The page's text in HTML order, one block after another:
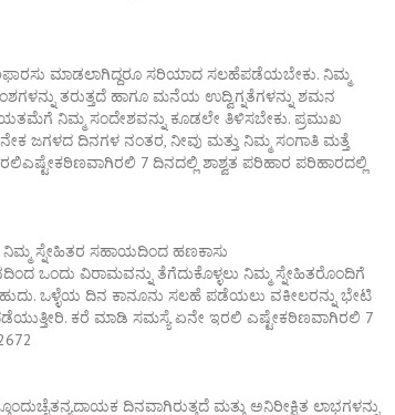
ಮಾಡಲಾಗಿದ್ದರೂ ಸರಿಯಾದ ಸಲಹೆಪಡೆಯಬೇಕು. ನಿಮ್ಮ
ತರುತ್ತದೆ ಹಾಗೂ ಮನೆಯ ಉದ್ವಿಗ್ನತೆಗಳನ್ನು ಶಮನ
ನಿಮ್ಮ ಸಂದೇಶವನ್ನು ಕೂಡಲೇ ತಿಳಿಸಬೇಕು. ಪ್ರಮುಖ
ಜಗಳದ ದಿನಗಳ ನಂತರ, ನೀವು ಮತ್ತು ನಿಮ್ಮ ಸಂಗಾತಿ ಮತ್ತೆ
7 ದಿನದಲ್ಲಿ ಶಾಶ್ವತ ಪರಿಹಾರ ಪರಿಹಾರದಲ್ಲಿ
ನಿಮ್ಮ ಸ್ನೇಹಿತರ ಸಹಾಯದಿಂದ ಹಣಕಾಸು
ಒಂದು ವಿರಾಮವನ್ನು ತೆಗೆದುಕೊಳ್ಳಲು ನಿಮ್ಮ ಸ್ನೇಹಿತರೊಂದಿಗೆ
ಒಳ್ಳೆಯ ದಿನ ಕಾನೂನು ಸಲಹೆ ಪಡೆಯಲು ವಕೀಲರನ್ನು ಭೇಟಿ
ಕರೆ ಮಾಡಿ ಸಮಸ್ಯೆ ಏನೇ ಇರಲಿ ಎಷ್ಟೇಕಠಿಣವಾಗಿರಲಿ 7
ದಿನವಾಗಿರುತ್ತದೆ ಮತ್ತು ಅನಿರೀಕ್ಷಿತ ಲಾಭಗಳನ್ನು